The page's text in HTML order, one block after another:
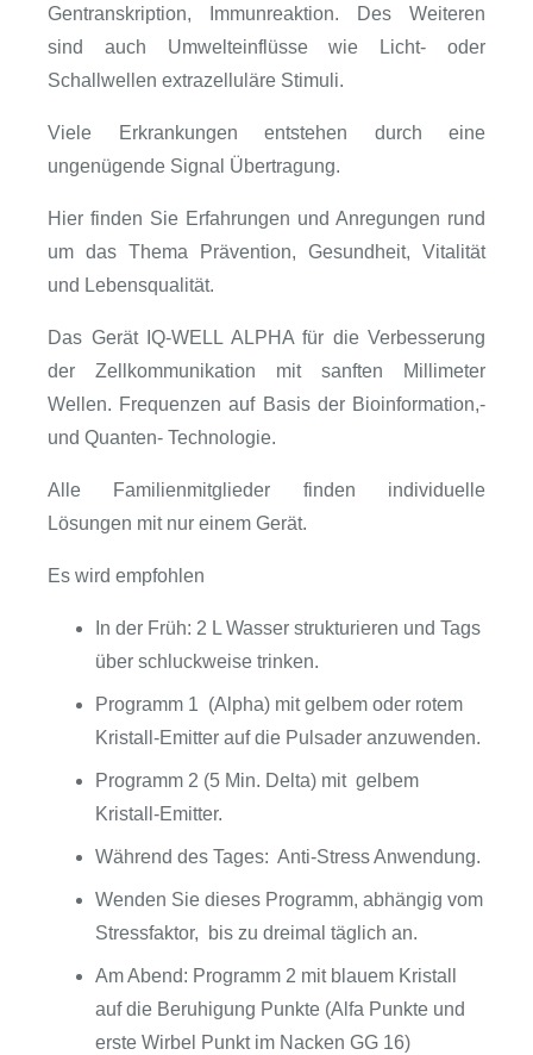
Gentranskription, Immunreaktion. Des Weiteren
sind auch Umwelteinflüsse wie Licht- oder
Schallwellen extrazelluläre Stimuli.
Viele Erkrankungen entstehen durch eine
ungenügende Signal Übertragung.
Hier finden Sie Erfahrungen und Anregungen rund
um das Thema Prävention, Gesundheit, Vitalität
und Lebensqualität.
Das Gerät IQ-WELL ALPHA für die Verbesserung
der Zellkommunikation mit sanften Millimeter
Wellen. Frequenzen auf Basis der Bioinformation,-
und Quanten- Technologie.
Alle Familienmitglieder finden individuelle
Lösungen mit nur einem Gerät.
Es wird empfohlen
In der Früh: 2 L Wasser strukturieren und Tags
über schluckweise trinken.
Programm 1 (Alpha) mit gelbem oder rotem
Kristall-Emitter auf die Pulsader anzuwenden.
Programm 2 (5 Min. Delta) mit gelbem
Kristall-Emitter.
Während des Tages: Anti-Stress Anwendung.
Wenden Sie dieses Programm, abhängig vom
Stressfaktor, bis zu dreimal täglich an.
Am Abend: Programm 2 mit blauem Kristall
auf die Beruhigung Punkte (Alfa Punkte und
erste Wirbel Punkt im Nacken GG 16)